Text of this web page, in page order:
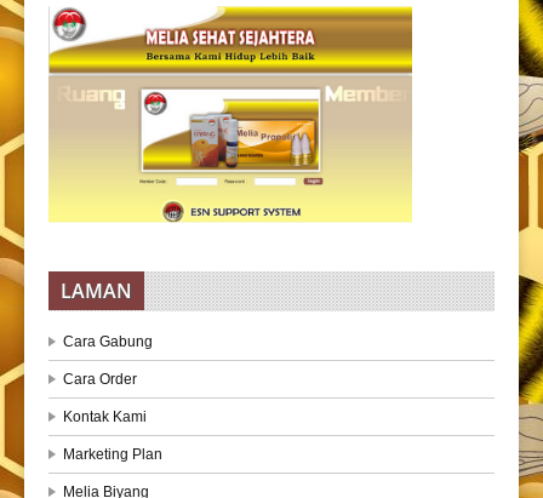
LAMAN
Cara Gabung
Cara Order
Kontak Kami
Marketing Plan
Melia Biyang